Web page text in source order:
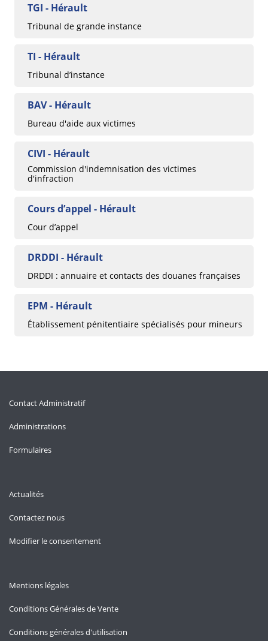
TGI - Hérault
Tribunal de grande instance
TI - Hérault
Tribunal d’instance
BAV - Hérault
Bureau d'aide aux victimes
CIVI - Hérault
Commission d'indemnisation des victimes
d'infraction
Cours d’appel - Hérault
Cour d’appel
DRDDI - Hérault
DRDDI : annuaire et contacts des douanes françaises
EPM - Hérault
Établissement pénitentiaire spécialisés pour mineurs
Contact Administratif
Administrations
Formulaires
Actualités
Contactez nous
Modifier le consentement
Mentions légales
Conditions Générales de Vente
Conditions générales d'utilisation